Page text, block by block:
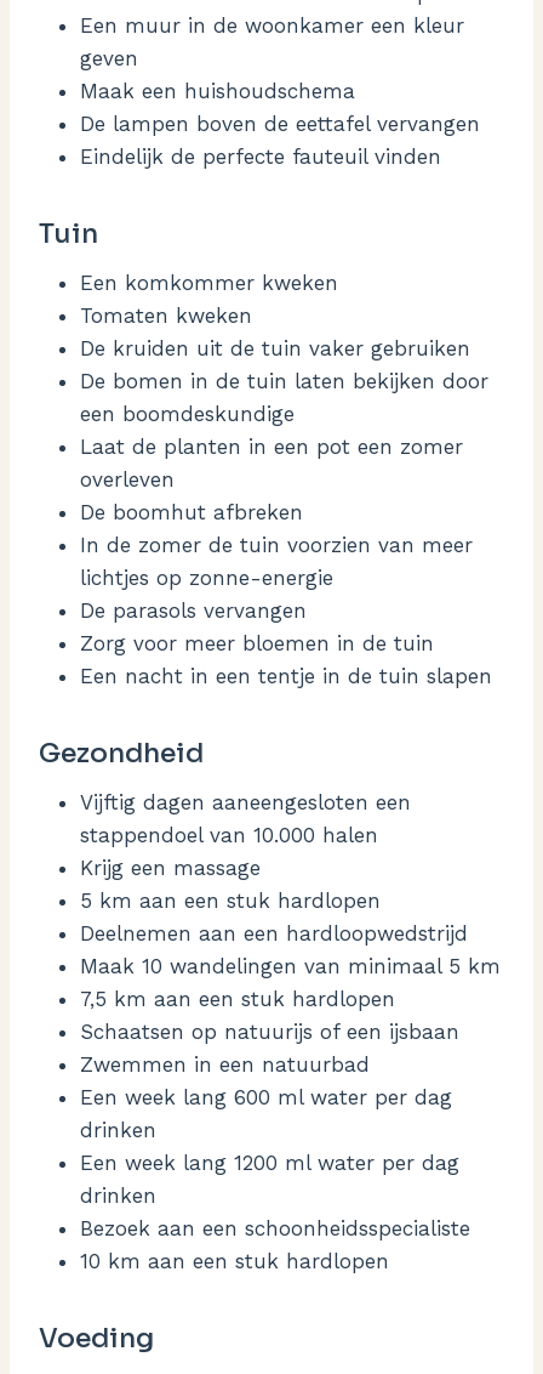
Een muur in de woonkamer een kleur
geven
Maak een huishoudschema
De lampen boven de eettafel vervangen
Eindelijk de perfecte fauteuil vinden
Tuin
Een komkommer kweken
Tomaten kweken
De kruiden uit de tuin vaker gebruiken
De bomen in de tuin laten bekijken door
een boomdeskundige
Laat de planten in een pot een zomer
overleven
De boomhut afbreken
In de zomer de tuin voorzien van meer
lichtjes op zonne-energie
De parasols vervangen
Zorg voor meer bloemen in de tuin
Een nacht in een tentje in de tuin slapen
Gezondheid
Vijftig dagen aaneengesloten een
stappendoel van 10.000 halen
Krijg een massage
5 km aan een stuk hardlopen
Deelnemen aan een hardloopwedstrijd
Maak 10 wandelingen van minimaal 5 km
7,5 km aan een stuk hardlopen
Schaatsen op natuurijs of een ijsbaan
Zwemmen in een natuurbad
Een week lang 600 ml water per dag
drinken
Een week lang 1200 ml water per dag
drinken
Bezoek aan een schoonheidsspecialiste
10 km aan een stuk hardlopen
Voeding